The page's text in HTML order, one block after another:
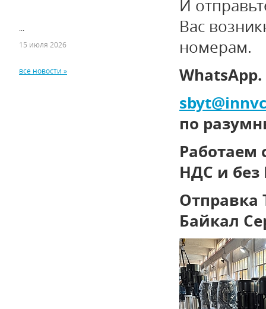
15 июля 2026
все новости »
И
Вас
номерам.
WhatsApp.
sbyt@
по
НДС и
Отправка
Байкал